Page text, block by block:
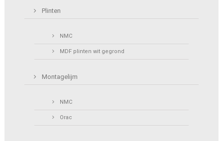
Plinten
NMC
MDF plinten wit gegrond
Montagelijm
NMC
Orac